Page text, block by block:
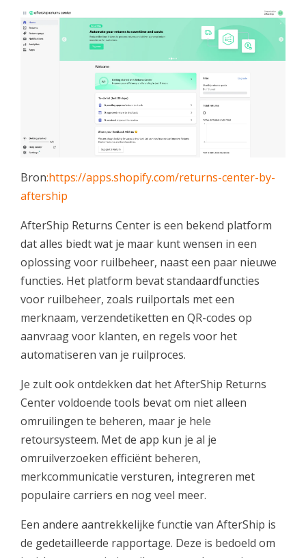
Bron:https://apps.shopify.com/returns-center-by-
aftership
AfterShip Returns Center is een bekend platform
dat alles biedt wat je maar kunt wensen in een
oplossing voor ruilbeheer, naast een paar nieuwe
functies. Het platform bevat standaardfuncties
voor ruilbeheer, zoals ruilportals met een
merknaam, verzendetiketten en QR-codes op
aanvraag voor klanten, en regels voor het
automatiseren van je ruilproces.
Je zult ook ontdekken dat het AfterShip Returns
Center voldoende tools bevat om niet alleen
omruilingen te beheren, maar je hele
retoursysteem. Met de app kun je al je
omruilverzoeken efficiënt beheren,
merkcommunicatie versturen, integreren met
populaire carriers en nog veel meer.
Een andere aantrekkelijke functie van AfterShip is
de gedetailleerde rapportage. Deze is bedoeld om